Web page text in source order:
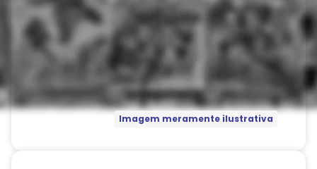
Imagem meramente ilustrativa